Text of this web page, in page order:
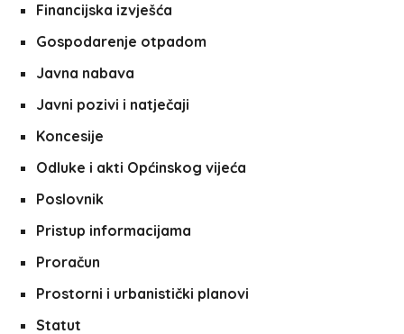
Financijska izvješća
Gospodarenje otpadom
Javna nabava
Javni pozivi i natječaji
Koncesije
Odluke i akti Općinskog vijeća
Poslovnik
Pristup informacijama
Proračun
Prostorni i urbanistički planovi
Statut